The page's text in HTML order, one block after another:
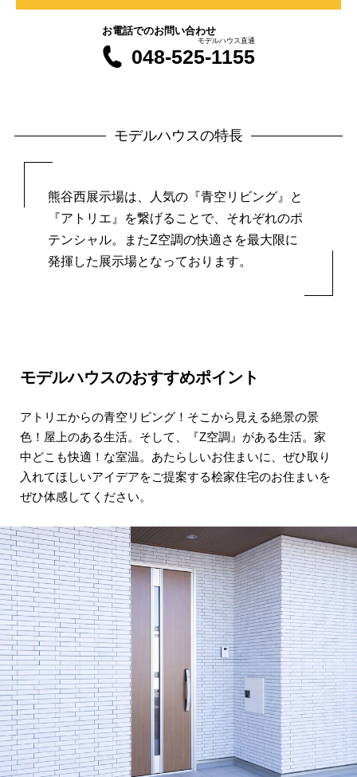
お電話でのお問い合わせ
048-525-1155
モデルハウス直通
モデルハウスの特長
熊谷西展示場は、人気の『青空リビング』と
『アトリエ』を繋げることで、それぞれのポ
テンシャル。またZ空調の快適さを最大限に
発揮した展示場となっております。
モデルハウスのおすすめポイント
アトリエからの青空リビング！そこから見える絶景の景
色！屋上のある生活。そして、『Z空調』がある生活。家
中どこも快適！な室温。あたらしいお住まいに、ぜひ取り
入れてほしいアイデアをご提案する桧家住宅のお住まいを
ぜひ体感してください。